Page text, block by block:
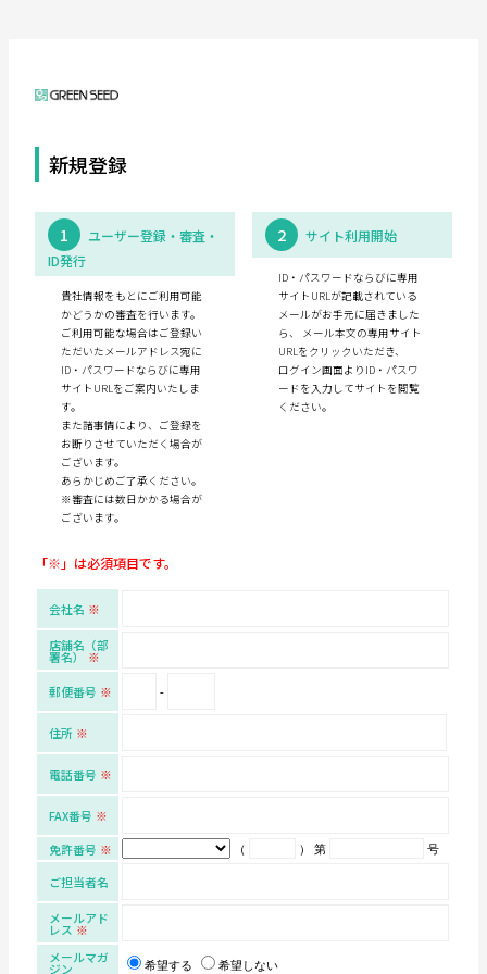
新規登録
1
ユーザー登録・審査・
ID発行
貴社情報をもとにご利用可能
かどうかの審査を行います。
ご利用可能な場合はご登録い
ただいたメールアドレス宛に
ID・パスワードならびに専用
サイトURLをご案内いたしま
す。
また諸事情により、ご登録を
お断りさせていただく場合が
ございます。
あらかじめご了承ください。
※審査には数日かかる場合が
ございます。
2 サイト利用開始
ID・パスワードならびに専用
サイトURLが記載されている
メールがお手元に届きました
ら、 メール本文の専用サイト
URLをクリックいただき、
ログイン画面よりID・パスワ
ードを入力してサイトを閲覧
ください。
「※」は必須項目です。
会社名
店舗名（部
署名）
郵便番号
-
住所
電話番号
FAX番号
免許番号
（ ） 第 号
ご担当者名
メールアド
レス
メールマガ
ジン 希望する 希望しない